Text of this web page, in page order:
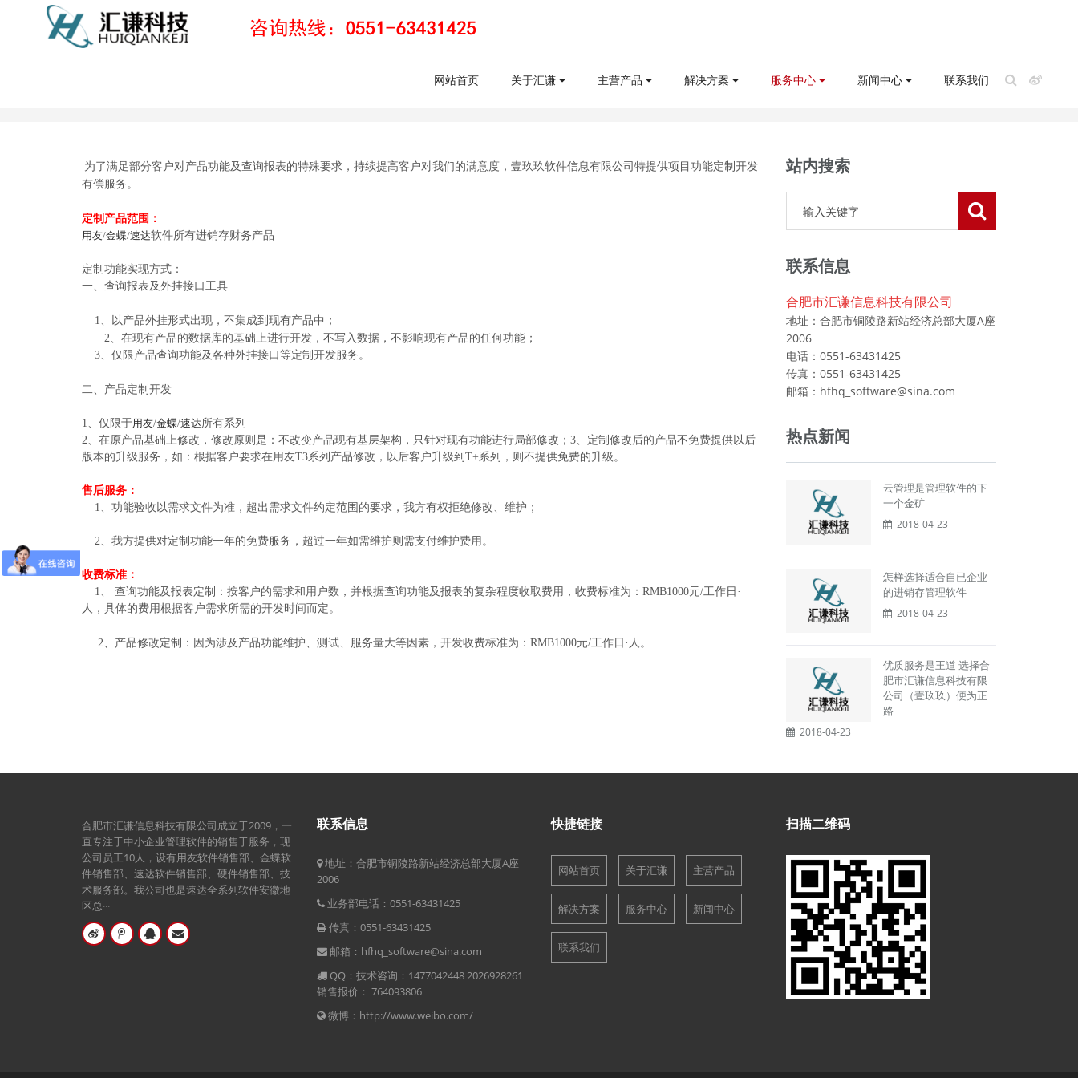
网站首页 关于汇谦 主营产品 解决方案 服务中心 新闻中心 联系我们
当前位置：首页 >>服务中心 >>定制项目
为了满足部分客户对产品功能及查询报表的特殊要求，持续提高客户对我们的满意度，壹玖玖软件信息有限公司特提供项目功能定制开发
有偿服务。
定制产品范围：
用友/金蝶/速达软件所有进销存财务产品
定制功能实现方式：
一、查询报表及外挂接口工具
1、以产品外挂形式出现，不集成到现有产品中；
2、在现有产品的数据库的基础上进行开发，不写入数据，不影响现有产品的任何功能；
3、仅限产品查询功能及各种外挂接口等定制开发服务。
二、产品定制开发
1、仅限于用友/金蝶/速达所有系列
2、在原产品基础上修改，修改原则是：不改变产品现有基层架构，只针对现有功能进行局部修改；3、定制修改后的产品不免费提供以后
版本的升级服务，如：根据客户要求在用友T3系列产品修改，以后客户升级到T+系列，则不提供免费的升级。
售后服务：
1、功能验收以需求文件为准，超出需求文件约定范围的要求，我方有权拒绝修改、维护；
2、我方提供对定制功能一年的免费服务，超过一年如需维护则需支付维护费用。
收费标准：
1、 查询功能及报表定制：按客户的需求和用户数，并根据查询功能及报表的复杂程度收取费用，收费标准为：RMB1000元/工作日·
人，具体的费用根据客户需求所需的开发时间而定。
2、产品修改定制：因为涉及产品功能维护、测试、服务量大等因素，开发收费标准为：RMB1000元/工作日·人。
站内搜索
联系信息
合肥市汇谦信息科技有限公司
地址：合肥市铜陵路新站经济总部大厦A座
2006
电话：0551-63431425
传真：0551-63431425
邮箱：hfhq_software@sina.com
热点新闻
云管理是管理软件的下
一个金矿
2018-04-23
怎样选择适合自已企业
的进销存管理软件
2018-04-23
优质服务是王道 选择合
肥市汇谦信息科技有限
公司（壹玖玖）便为正
路
2018-04-23
合肥市汇谦信息科技有限公司成立于2009，一
直专注于中小企业管理软件的销售于服务，现
公司员工10人，设有用友软件销售部、金蝶软
件销售部、速达软件销售部、硬件销售部、技
术服务部。我公司也是速达全系列软件安徽地
区总···
联系信息
地址：合肥市铜陵路新站经济总部大厦A座
2006
业务部电话：0551-63431425
传真：0551-63431425
邮箱：hfhq_software@sina.com
QQ：技术咨询：1477042448 2026928261
销售报价： 764093806
微博：http://www.weibo.com/
快捷链接
网站首页 关于汇谦 主营产品
解决方案 服务中心 新闻中心
联系我们
扫描二维码